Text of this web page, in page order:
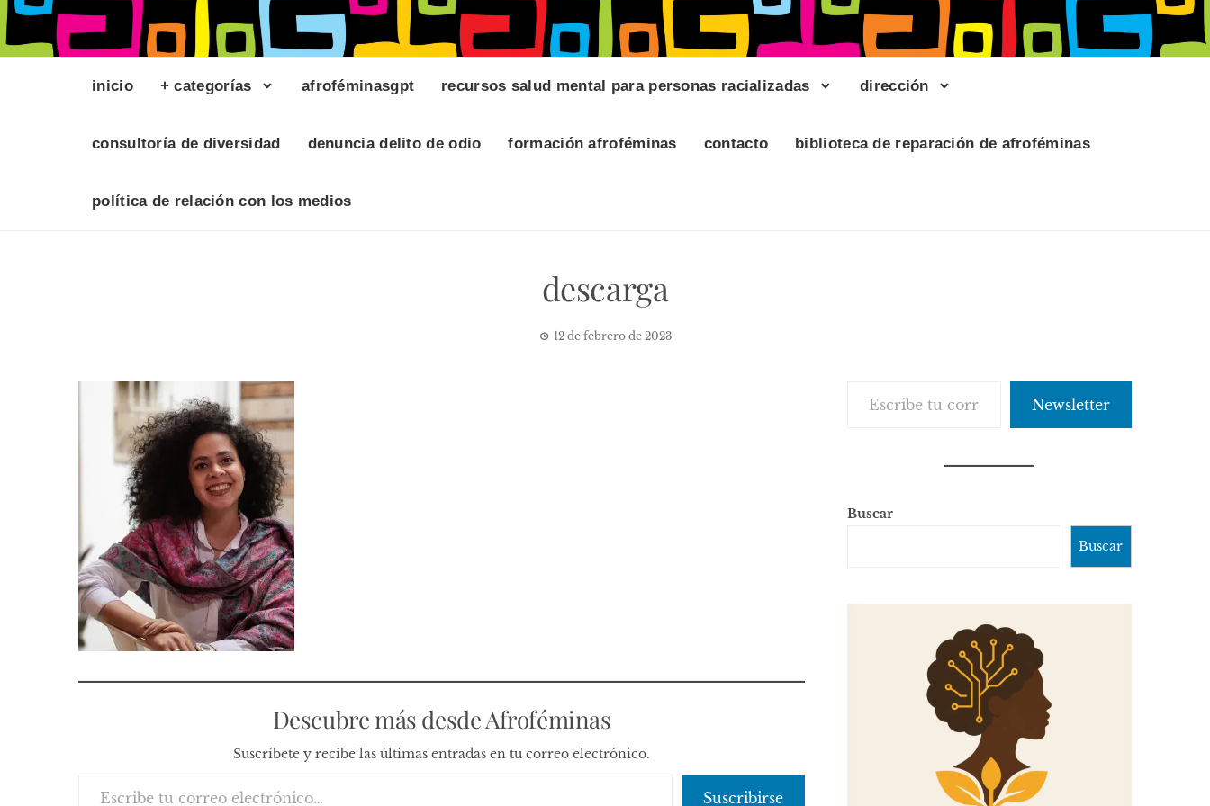
inicio + categorías afroféminasgpt recursos salud mental para personas racializadas dirección
consultoría de diversidad denuncia delito de odio formación afroféminas contacto biblioteca de reparación de afroféminas
política de relación con los medios
descarga
12 de febrero de 2023
Descubre más desde Afroféminas
Suscríbete y recibe las últimas entradas en tu correo electrónico.
Suscribirse
Newsletter
Buscar
Buscar